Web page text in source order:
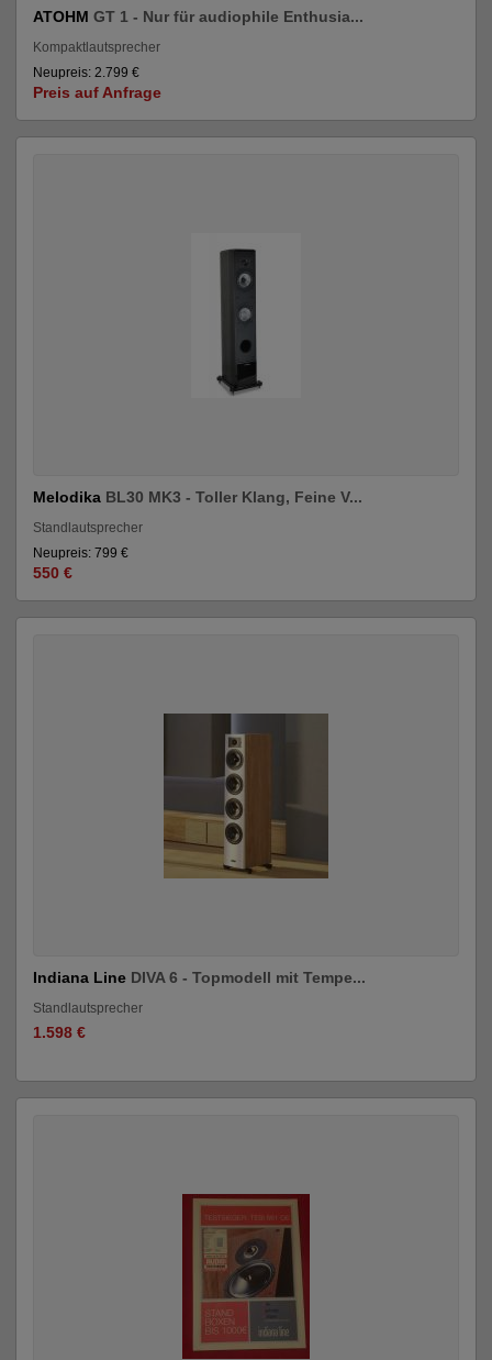
ATOHM GT 1 - Nur für audiophile Enthusia...
Kompaktlautsprecher
Neupreis: 2.799 €
Preis auf Anfrage
Melodika BL30 MK3 - Toller Klang, Feine V...
Standlautsprecher
Neupreis: 799 €
550 €
Indiana Line DIVA 6 - Topmodell mit Tempe...
Standlautsprecher
1.598 €